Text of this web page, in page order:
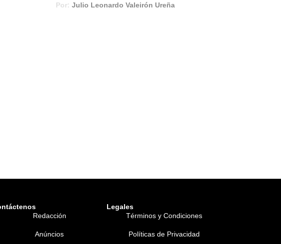
Por: Julio Leonardo Valeirón Ureña
Redacción
Anúncios
Legales
Términos y Condiciones
Políticas de Privacidad